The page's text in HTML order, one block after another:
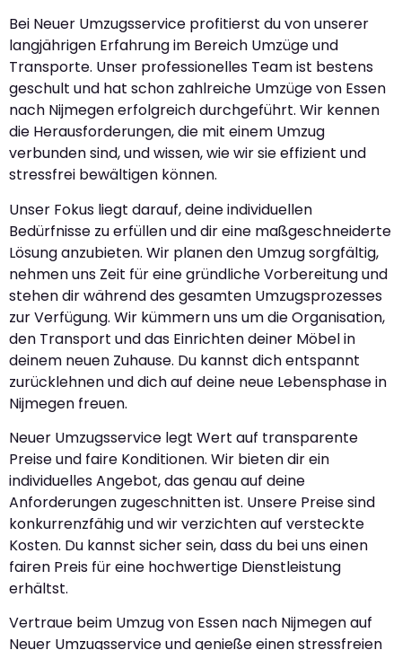
Bei Neuer Umzugsservice profitierst du von unserer
langjährigen Erfahrung im Bereich Umzüge und
Transporte. Unser professionelles Team ist bestens
geschult und hat schon zahlreiche Umzüge von Essen
nach Nijmegen erfolgreich durchgeführt. Wir kennen
die Herausforderungen, die mit einem Umzug
verbunden sind, und wissen, wie wir sie effizient und
stressfrei bewältigen können.
Unser Fokus liegt darauf, deine individuellen
Bedürfnisse zu erfüllen und dir eine maßgeschneiderte
Lösung anzubieten. Wir planen den Umzug sorgfältig,
nehmen uns Zeit für eine gründliche Vorbereitung und
stehen dir während des gesamten Umzugsprozesses
zur Verfügung. Wir kümmern uns um die Organisation,
den Transport und das Einrichten deiner Möbel in
deinem neuen Zuhause. Du kannst dich entspannt
zurücklehnen und dich auf deine neue Lebensphase in
Nijmegen freuen.
Neuer Umzugsservice legt Wert auf transparente
Preise und faire Konditionen. Wir bieten dir ein
individuelles Angebot, das genau auf deine
Anforderungen zugeschnitten ist. Unsere Preise sind
konkurrenzfähig und wir verzichten auf versteckte
Kosten. Du kannst sicher sein, dass du bei uns einen
fairen Preis für eine hochwertige Dienstleistung
erhältst.
Vertraue beim Umzug von Essen nach Nijmegen auf
Neuer Umzugsservice und genieße einen stressfreien